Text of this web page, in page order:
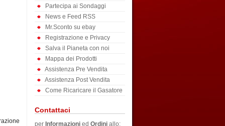
Partecipa ai Sondaggi
News e Feed RSS
Mr.Sconto su ebay
Registrazione e Privacy
Salva il Pianeta con noi
Mappa dei Prodotti
Assistenza Pre Vendita
Assistenza Post Vendita
Come Ricaricare il Gasatore
Contattaci
per Informazionied Ordiniallo: